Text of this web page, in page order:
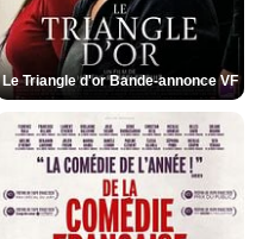
Le Triangle d'or Bande-annonce VF